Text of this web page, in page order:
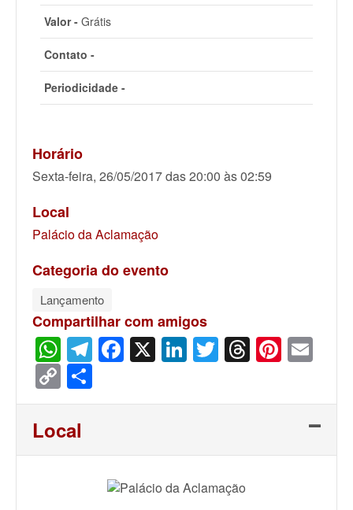
Valor - Grátis
Contato -
Periodicidade -
Horário
Sexta-feira, 26/05/2017 das 20:00 às 02:59
Local
Palácio da Aclamação
Categoria do evento
Lançamento
Compartilhar com amigos
WhatsApp
Telegram
Facebook
X LinkedIn
Twitter
Threads
Copy
Link
Local